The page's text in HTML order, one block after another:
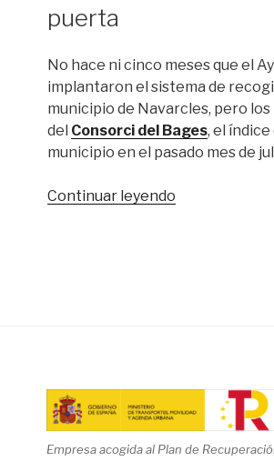
puerta
No hace ni cinco meses que el
implantaron el sistema de
municipio de Navarcles, pero
del Consorci del Bages, el
municipio en el pasado mes de
Continuar leyendo“Navarcles
Empresa acogida al Plan de